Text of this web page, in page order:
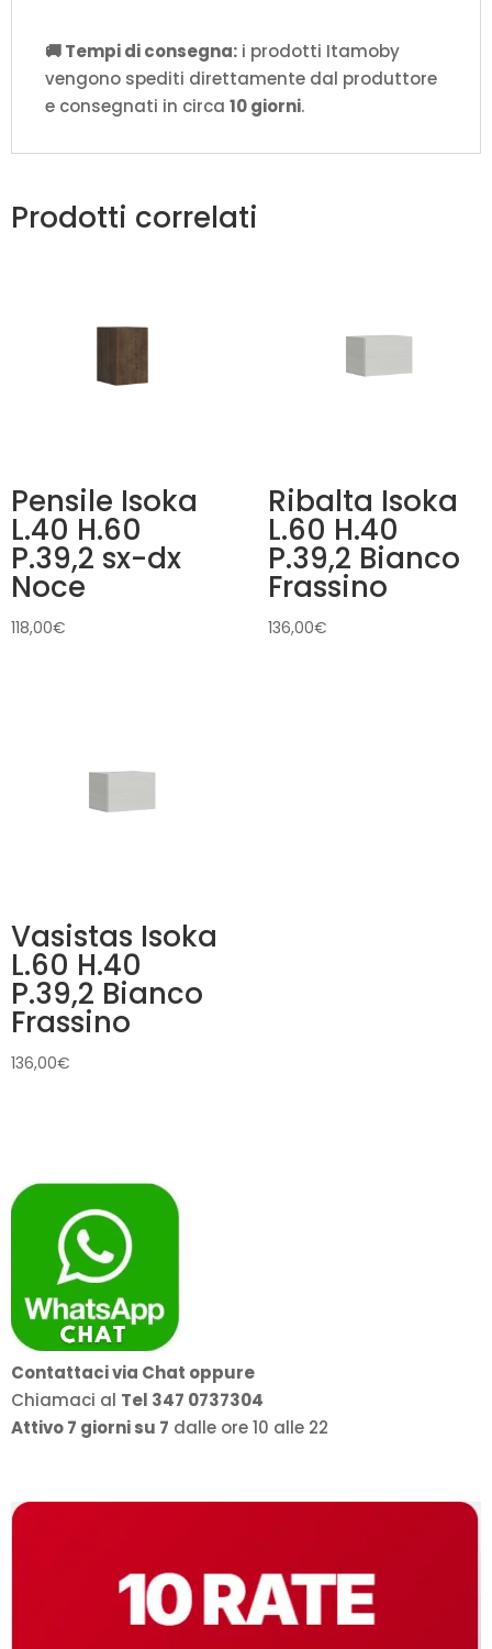
🚚 Tempi di consegna: i prodotti Itamoby
vengono spediti direttamente dal produttore
e consegnati in circa 10 giorni.
Prodotti correlati
Pensile Isoka
L.40 H.60
P.39,2 sx-dx
Noce
118,00€
Ribalta Isoka
L.60 H.40
P.39,2 Bianco
Frassino
136,00€
Vasistas Isoka
L.60 H.40
P.39,2 Bianco
Frassino
136,00€
Contattaci via Chat oppure
Chiamaci al Tel 347 0737304
Attivo 7 giorni su 7 dalle ore 10 alle 22